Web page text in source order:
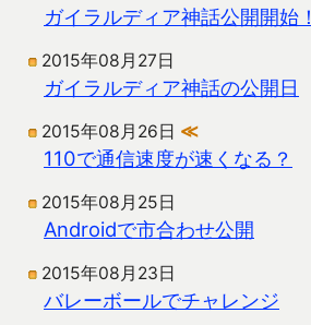
ガイラルディア神話公開開始！
2015年08月27日
ガイラルディア神話の公開日
2015年08月26日 ≪
110で通信速度が速くなる？
2015年08月25日
Androidで市合わせ公開
2015年08月23日
バレーボールでチャレンジ